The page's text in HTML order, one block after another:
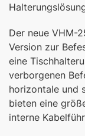
Der neue VHM-
Version zur
eine
verborgenen
horizontale und
bieten eine
interne